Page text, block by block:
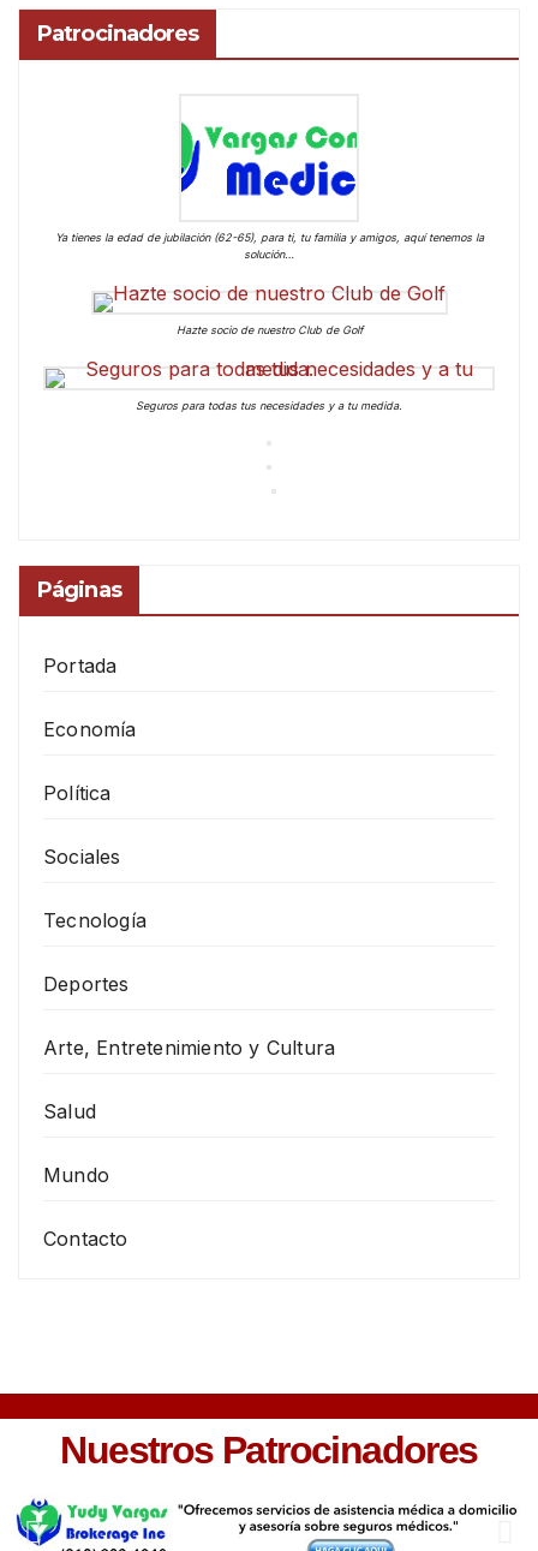
Patrocinadores
Ya tienes la edad de jubilación (62-65), para ti, tu familia y amigos, aquí tenemos la
solución…
Hazte socio de nuestro Club de Golf
Seguros para todas tus necesidades y a tu medida.
Páginas
Portada
Economía
Política
Sociales
Tecnología
Deportes
Arte, Entretenimiento y Cultura
Salud
Mundo
Contacto
Nuestros Patrocinadores